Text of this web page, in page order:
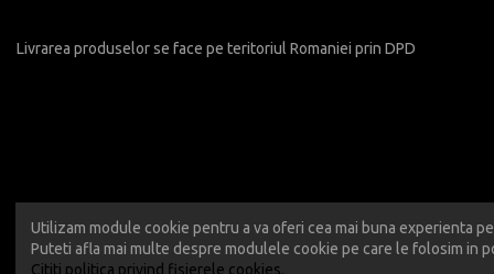
Livrarea produselor se face pe teritoriul Romaniei prin DPD
Utilizam module cookie pentru a va oferi cea mai buna experienta
Puteti afla mai multe despre modulele cookie pe care le folosim in
Cititi politica privind fisierele cookies.